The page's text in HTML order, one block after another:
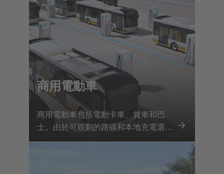
商用電動車
商用電動車包括電動卡車、貨車和巴
士。由於可規劃的路線和本地充電選
項，電氣化正在向前推進。浩亭透過全